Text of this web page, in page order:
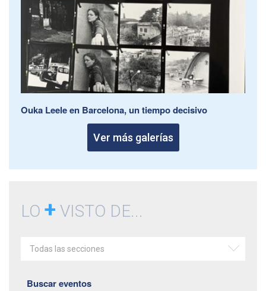
Ouka Leele en Barcelona, un tiempo decisivo
Ver más galerías
LO + VISTO DE...
Todas las secciones
Buscar eventos